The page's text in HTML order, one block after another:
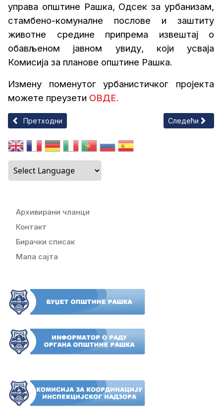
управа општине Рашка, Одсек за урбанизам,
стамбено-комуналне послове и заштиту
животне средине припрема извештај о
обављеном јавном увиду, који усваја
Комисија за планове општине Рашка.
Измену поменутог урбанистичког пројекта
можете преузети ОВДЕ.
Претходни чланак: 35. СЕДНИЦА СЕДМОГ САЗИВА
Претходни Следећи
Следећи
Архивирани чланци
Контакт
Бирачки списак
Мапа сајта